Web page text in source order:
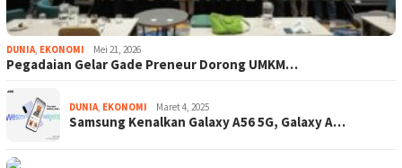
DUNIA, EKONOMI Mei 21, 2026
Pegadaian Gelar Gade Preneur Dorong UMKM…
DUNIA, EKONOMI Maret 4, 2025
Samsung Kenalkan Galaxy A56 5G, Galaxy A…